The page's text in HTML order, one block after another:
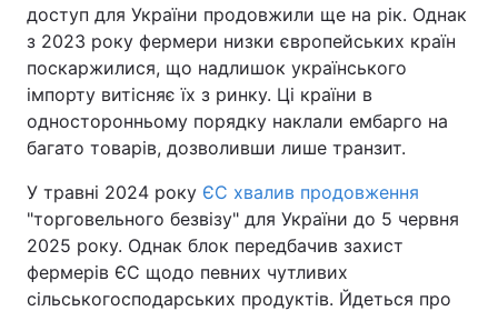
доступ для України продовжили ще на рік. Однак
з 2023 року фермери низки європейських країн
поскаржилися, що надлишок українського
імпорту витісняє їх з ринку. Ці країни в
односторонньому порядку наклали ембарго на
багато товарів, дозволивши лише транзит.
У травні 2024 року ЄС хвалив продовження
"торговельного безвізу" для України до 5 червня
2025 року. Однак блок передбачив захист
фермерів ЄС щодо певних чутливих
сільськогосподарських продуктів. Йдеться про